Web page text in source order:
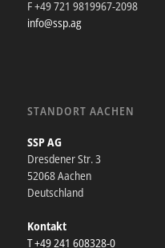
F +49 721 9819967-2098
info@ssp.ag
STANDORT AACHEN
SSP AG
Dresdener Str. 3
52068 Aachen
Deutschland
Kontakt
T +49 241 608328-0